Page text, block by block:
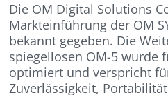
Die OM Digital Solutions
Markteinführung der OM
bekannt gegeben. Die
spiegellosen OM-5 wurde
optimiert und verspricht
Zuverlässigkeit,